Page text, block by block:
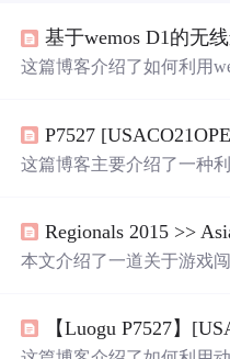
这篇博客介绍了如何利用
duino，一个开源电子原型
手。博主详细列出了所需
这篇博客主要介绍了一种
足条件的区间数量。算法
于数据规模不超过200000
本文介绍了一道关于游戏
码实现。